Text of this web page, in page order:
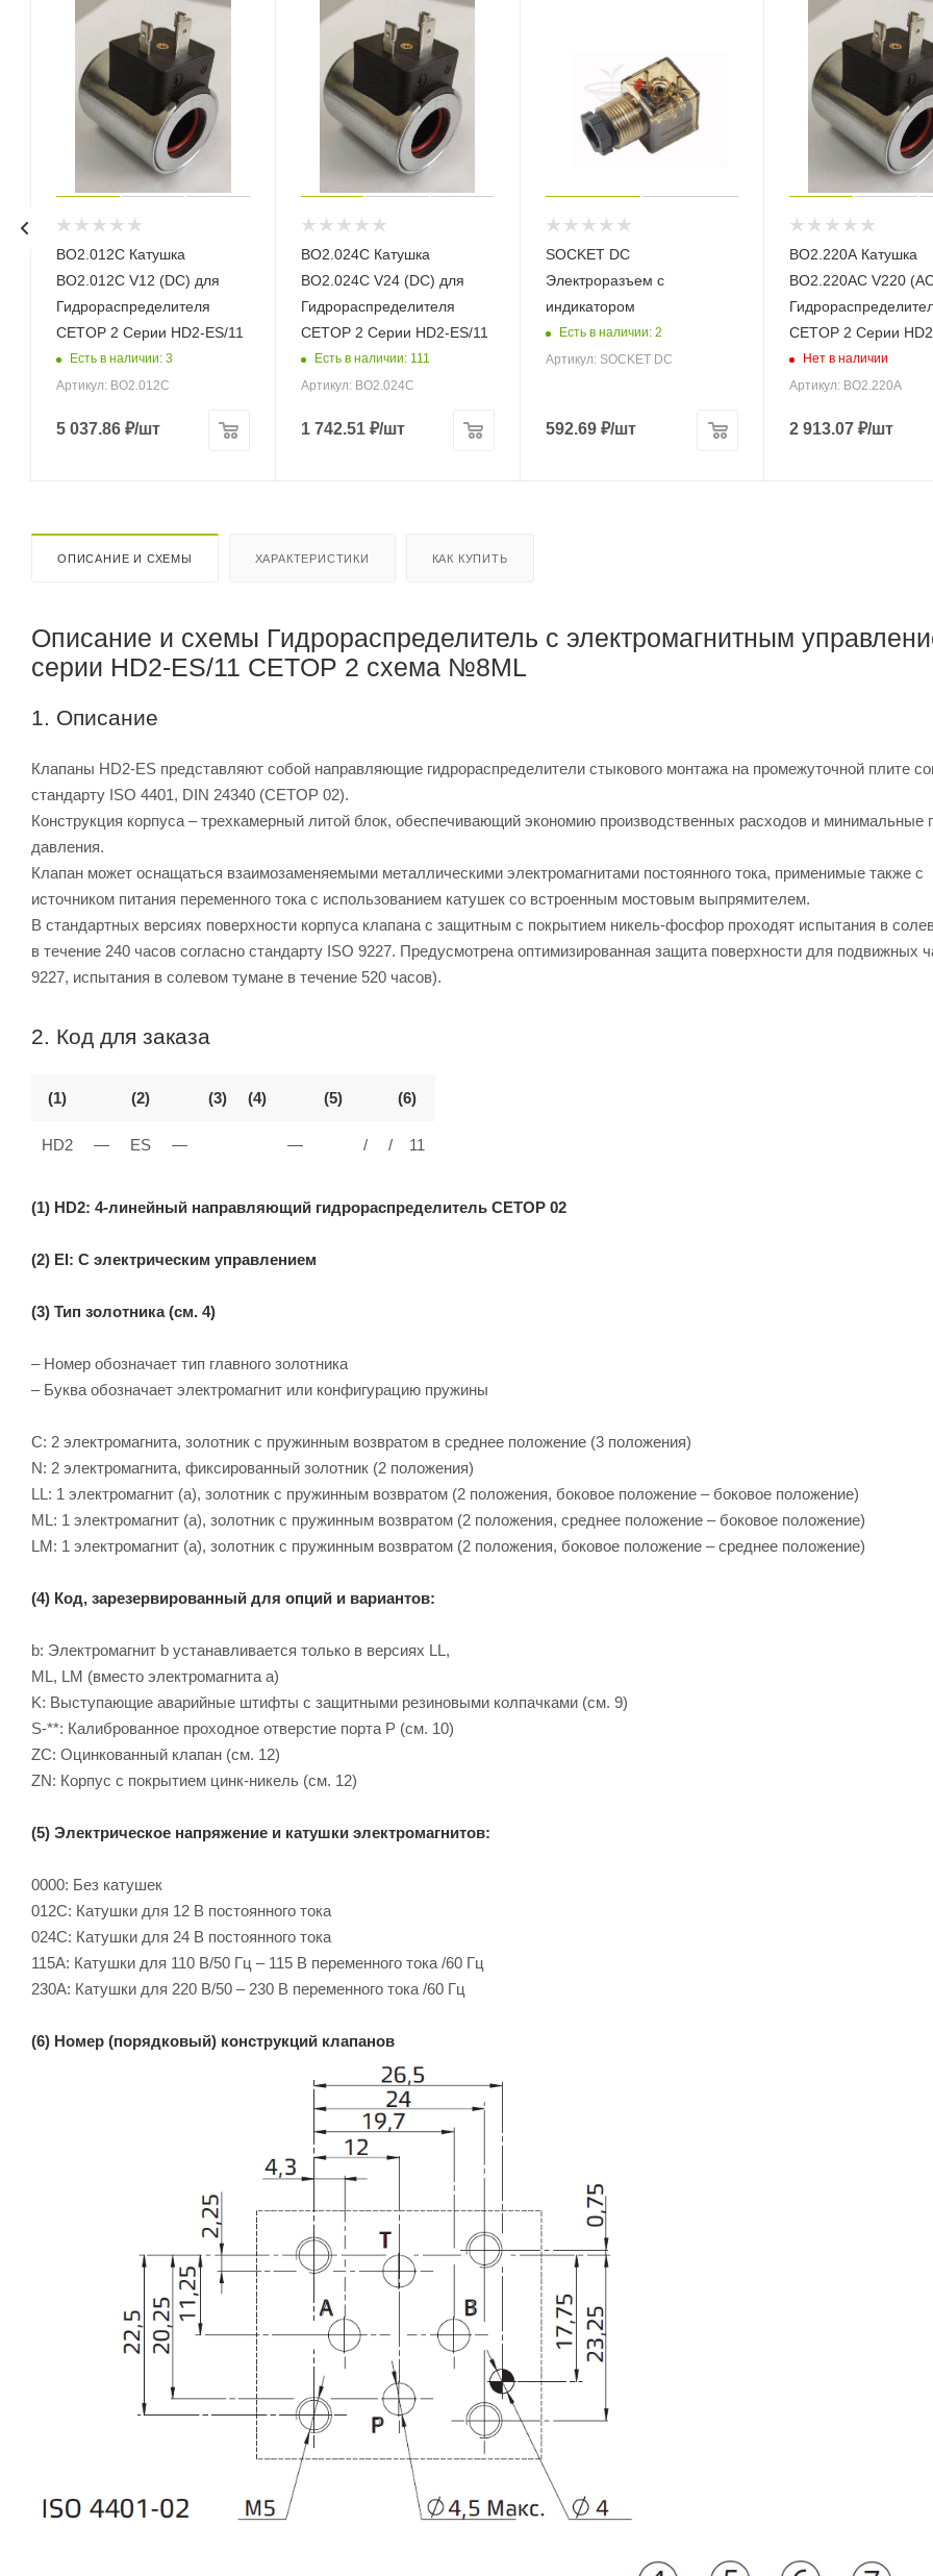
BO2.012C Катушка
BO2.012C V12 (DC) для
Гидрораспределителя
CETOP 2 Серии HD2-ES/11
Есть в наличии: 3
Артикул: BO2.012C
5 037.86 ₽/шт
BO2.024C Катушка
BO2.024C V24 (DC) для
Гидрораспределителя
CETOP 2 Серии HD2-ES/11
Есть в наличии: 111
Артикул: BO2.024C
1 742.51₽/шт
SOCKET DC
Электроразъем с
индикатором
Есть в наличии: 2
Артикул: SOCKET DC
592.69₽/шт
BO2.220A Катушка
BO2.220AC V220
CETOP 2 Серии
Нет в наличии
Артикул: BO2.220A
2 913.07 ₽/шт
ОПИСАНИЕ И СХЕМЫ ХАРАКТЕРИСТИКИ КАК КУПИТЬ
Описание и схемы Гидрораспределитель с электромагнитным
серии HD2-ES/11 CETOP 2 схема №8ML
1. Описание
Клапаны HD2-ES представляют собой направляющие гидрораспределители стыкового монтажа на промежуточной плите
стандарту ISO 4401, DIN 24340 (CETOP 02).
Конструкция корпуса – трехкамерный литой блок, обеспечивающий экономию производственных расходов и минимальные
давления.
Клапан может оснащаться взаимозаменяемыми металлическими электромагнитами постоянного тока, применимые также с
источником питания переменного тока с использованием катушек со встроенным мостовым выпрямителем.
В стандартных версиях поверхности корпуса клапана с защитным с покрытием никель-фосфор проходят испытания в
в течение 240 часов согласно стандарту ISO 9227. Предусмотрена оптимизированная защита поверхности для подвижных
9227, испытания в солевом тумане в течение 520 часов).
2. Код для заказа
(1) (2) (3) (4) (5) (6)
HD2 — ES — — / / 11
(1) HD2: 4-линейный направляющий гидрораспределитель CETOP 02
(2) EI: С электрическим управлением
(3) Тип золотника (см. 4)
– Номер обозначает тип главного золотника
– Буква обозначает электромагнит или конфигурацию пружины
C: 2 электромагнита, золотник с пружинным возвратом в среднее положение (3 положения)
N: 2 электромагнита, фиксированный золотник (2 положения)
LL: 1 электромагнит (a), золотник с пружинным возвратом (2 положения, боковое положение – боковое положение)
ML: 1 электромагнит (a), золотник с пружинным возвратом (2 положения, среднее положение – боковое положение)
LM: 1 электромагнит (a), золотник с пружинным возвратом (2 положения, боковое положение – среднее положение)
(4) Код, зарезервированный для опций и вариантов:
b: Электромагнит b устанавливается только в версиях LL,
ML, LM (вместо электромагнита a)
K: Выступающие аварийные штифты с защитными резиновыми колпачками (см. 9)
S-**: Калиброванное проходное отверстие порта P (см. 10)
ZC: Оцинкованный клапан (см. 12)
ZN: Корпус с покрытием цинк-никель (см. 12)
(5) Электрическое напряжение и катушки электромагнитов:
0000: Без катушек
012C: Катушки для 12 B постоянного тока
024C: Катушки для 24 B постоянного тока
115A: Катушки для 110 B/50 Гц – 115 B переменного тока /60 Гц
230A: Катушки для 220 B/50 – 230 B переменного тока /60 Гц
(6) Номер (порядковый) конструкций клапанов